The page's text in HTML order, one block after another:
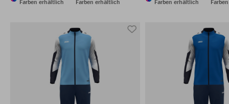
Farben erhältlich
Farben erhältlich
Farben erhältlich